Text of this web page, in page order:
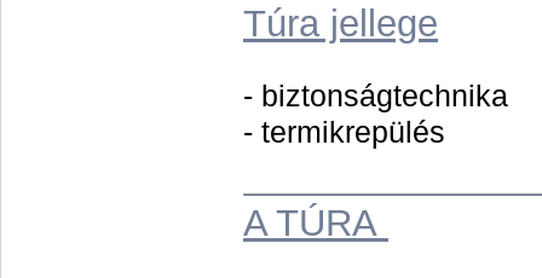
Túra jellege
- biztonságtechnika
- termikrepülés
A TÚRA